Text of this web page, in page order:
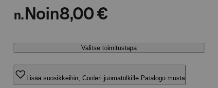
n. Noin8,00 €
Valitse toimitustapa
Lisää suosikkeihin, Cooleri juomatölkille Patalogo musta